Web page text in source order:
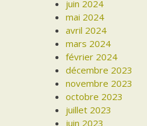
juin 2024
mai 2024
avril 2024
mars 2024
février 2024
décembre 2023
novembre 2023
octobre 2023
juillet 2023
juin 2023